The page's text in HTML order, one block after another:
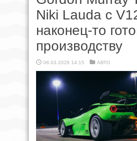
Niki Lauda с
наконец-то
производству
06.03.2026 14:15 АВТО